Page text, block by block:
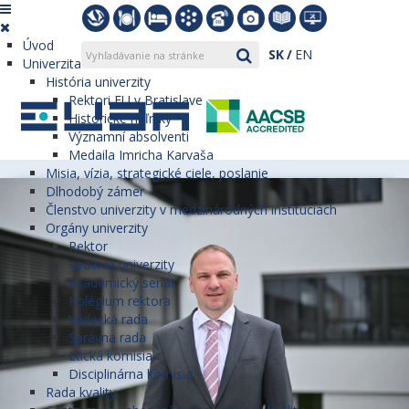
SK EN
Úvod
Univerzita
História univerzity
Rektori EU v Bratislave
Historické míľniky
Významní absolventi
Medaila Imricha Karvaša
Misia, vízia, strategické ciele, poslanie
Dlhodobý zámer
Členstvo univerzity v medzinárodných inštitúciách
Orgány univerzity
Rektor
Vedenie univerzity
Akademický senát
Kolégium rektora
Vedecká rada
Správna rada
Etická komisia
Disciplinárna komisia
Rada kvality